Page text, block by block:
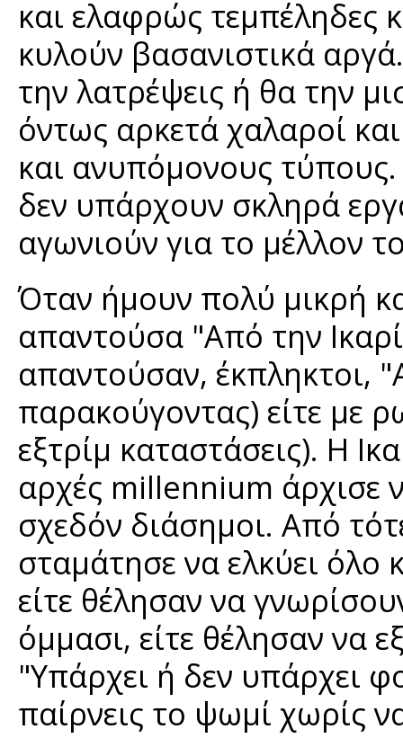
και ελαφρώς τεμπέληδες
κυλούν βασανιστικά
την λατρέψεις ή θα την
όντως αρκετά χαλαροί
και ανυπόμονους
δεν υπάρχουν σκληρά
αγωνιούν για το μέλλον
Όταν ήμουν πολύ μικρή
απαντούσα "Aπό την
απαντούσαν, έκπληκτοι,
παρακούγοντας) είτε με
εξτρίμ καταστάσεις). Η
αρχές millennium άρχισε
σχεδόν διάσημοι. Από
σταμάτησε να ελκύει όλο
είτε θέλησαν να
όμμασι, είτε θέλησαν να
"Υπάρχει ή δεν υπάρχει
παίρνεις το ψωμί χωρίς